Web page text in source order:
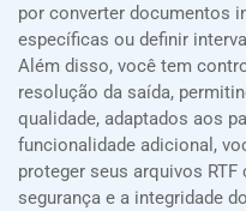
por converter documentos
específicas ou definir
Além disso, você tem
resolução da saída,
qualidade, adaptados aos
funcionalidade adicional,
proteger seus arquivos
segurança e a integridade